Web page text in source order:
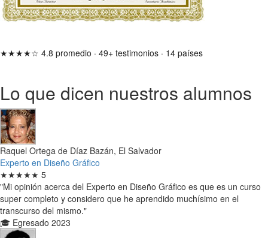
★★★★☆ 4.8 promedio · 49+ testimonios · 14 países
Lo que dicen nuestros alumnos
Raquel Ortega de Díaz Bazán, El Salvador
Experto en Diseño Gráfico
★★★★★ 5
"Mi opinión acerca del Experto en Diseño Gráfico es que es un curso
super completo y considero que he aprendido muchísimo en el
transcurso del mismo."
🎓 Egresado 2023